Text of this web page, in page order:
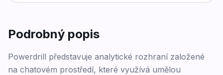
Podrobný popis
Powerdrill představuje analytické rozhraní založené
na chatovém prostředí, které využívá umělou